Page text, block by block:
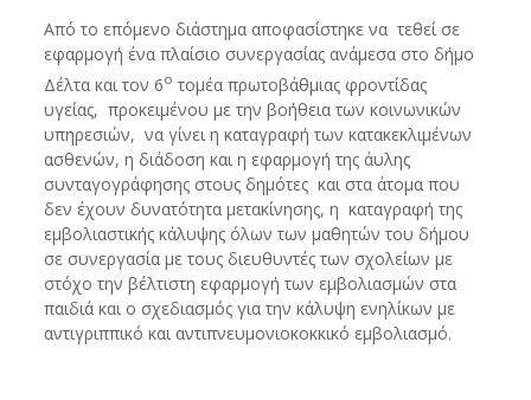
Από το επόμενο διάστημα αποφασίστηκε να τεθεί σε
εφαρμογή ένα πλαίσιο συνεργασίας ανάμεσα στο δήμο
Δέλτα και τον 6ο τομέα πρωτοβάθμιας φροντίδας
υγείας, προκειμένου με την βοήθεια των κοινωνικών
υπηρεσιών, να γίνει η καταγραφή των κατακεκλιμένων
ασθενών, η διάδοση και η εφαρμογή της άυλης
συνταγογράφησης στους δημότες και στα άτομα που
δεν έχουν δυνατότητα μετακίνησης, η καταγραφή της
εμβολιαστικής κάλυψης όλων των μαθητών του δήμου
σε συνεργασία με τους διευθυντές των σχολείων με
στόχο την βέλτιστη εφαρμογή των εμβολιασμών στα
παιδιά και ο σχεδιασμός για την κάλυψη ενηλίκων με
αντιγριππικό και αντιπνευμονιοκοκκικό εμβολιασμό.